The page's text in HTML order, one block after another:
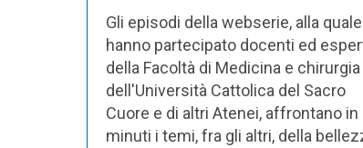
Gli episodi della webserie, alla quale
hanno partecipato docenti ed
della Facoltà di Medicina e chirurgia
dell'Università Cattolica del Sacro
Cuore e di altri Atenei, affrontano in
minuti i temi, fra gli altri, della